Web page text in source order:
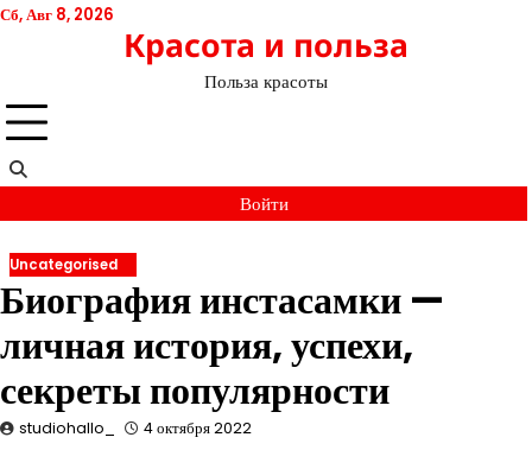
Перейти
Сб, Авг 8, 2026
Красота и польза
Польза красоты
Войти
Uncategorised
Биография инстасамки —
личная история, успехи,
секреты популярности
studiohallo_ 4 октября 2022